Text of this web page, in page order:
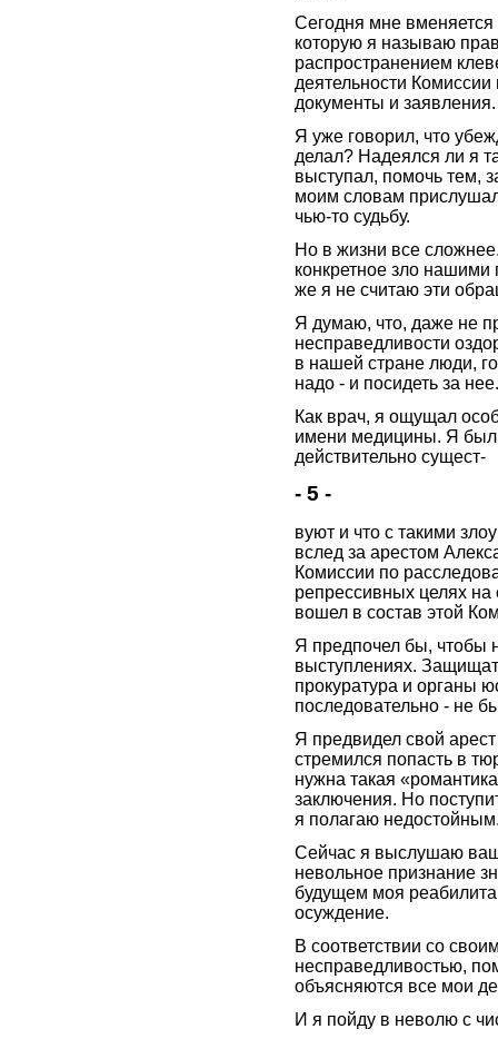
Сегодня мне
которую я называю
распространением
деятельности
документы и заявления.
Я уже говорил, что
делал? Надеялся ли я
выступал, помочь тем,
моим словам
чью-то судьбу.
Но в жизни все
конкретное зло нашими
же я не считаю эти
Я думаю, что, даже не
несправедливости
в нашей стране люди,
надо - и посидеть за нее.
Как врач, я ощущал
имени медицины. Я был
действительно сущест-
- 5 -
вуют и что с такими
вслед за арестом
Комиссии по
репрессивных целях
вошел в состав этой
Я предпочел бы, чтобы
выступлениях.
прокуратура и органы
последовательно - не
Я предвидел свой арест
стремился попасть в
нужна такая
заключения. Но
я полагаю
Сейчас я выслушаю
невольное признание
будущем моя
осуждение.
В соответствии со
несправедливостью,
объясняются все мои
И я пойду в неволю с